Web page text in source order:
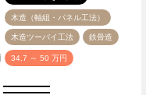
木造（軸組・パネル工法）
木造ツーバイ工法 鉄骨造
34.7 ～ 50 万円